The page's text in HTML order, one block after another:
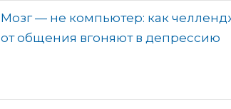
Мозг — не компьютер: как
от общения вгоняют в депрессию